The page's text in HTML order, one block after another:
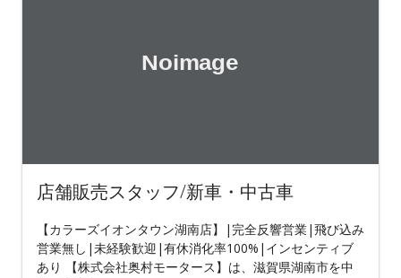
店舗販売スタッフ/新車・中古車
【カラーズイオンタウン湖南店】|完全反響営業|飛び込み
営業無し|未経験歓迎|有休消化率100%|インセンティブ
あり 【株式会社奥村モータース】は、滋賀県湖南市を中